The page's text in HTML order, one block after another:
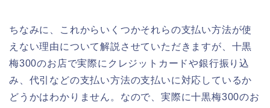
ちなみに、これからいくつかそれらの支払い方法が使
えない理由について解説させていただきますが、十黒
梅300のお店で実際にクレジットカードや銀行振り込
み、代引などの支払い方法の支払いに対応しているか
どうかはわかりません。なので、実際に十黒梅300のお